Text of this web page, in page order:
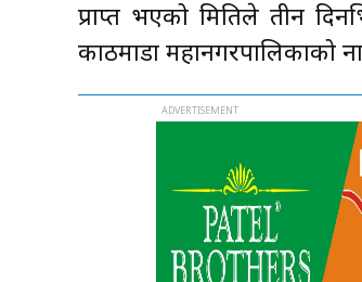
प्राप्त भएको मितिले तीन
काठमाडौँ महानगरपालिकाको